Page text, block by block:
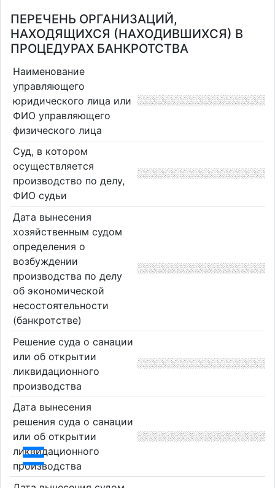
ПЕРЕЧЕНЬ ОРГАНИЗАЦИЙ,
НАХОДЯЩИХСЯ (НАХОДИВШИХСЯ) В
ПРОЦЕДУРАХ БАНКРОТСТВА
Наименование
управляющего
юридического лица или
ФИО управляющего
физического лица
Суд, в котором
осуществляется
производство по делу,
ФИО судьи
Дата вынесения
хозяйственным судом
определения о
возбуждении
производства по делу
об экономической
несостоятельности
(банкротстве)
Решение суда о санации
или об открытии
ликвидационного
производства
Дата вынесения
решения суда о санации
или об открытии
ликвидационного
производства